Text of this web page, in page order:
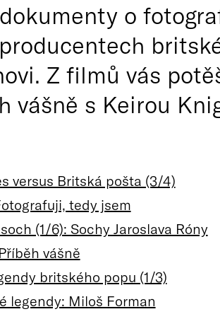
o
Z filmů vás
vášně s Keirou
versus Britská pošta (3/4)
tedy jsem
(1/6): Sochy Jaroslava Róny
vášně
britského popu (1/3)
legendy: Miloš Forman